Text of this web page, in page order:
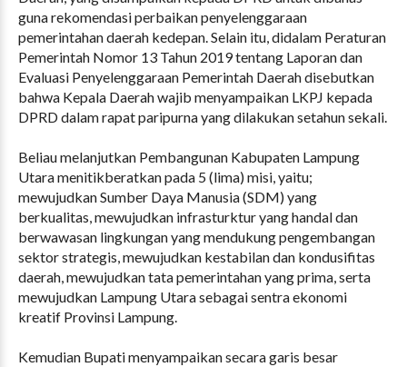
guna rekomendasi perbaikan penyelenggaraan
pemerintahan daerah kedepan. Selain itu, didalam Peraturan
Pemerintah Nomor 13 Tahun 2019 tentang Laporan dan
Evaluasi Penyelenggaraan Pemerintah Daerah disebutkan
bahwa Kepala Daerah wajib menyampaikan LKPJ kepada
DPRD dalam rapat paripurna yang dilakukan setahun sekali.
Beliau melanjutkan Pembangunan Kabupaten Lampung
Utara menitikberatkan pada 5 (lima) misi, yaitu;
mewujudkan Sumber Daya Manusia (SDM) yang
berkualitas, mewujudkan infrasturktur yang handal dan
berwawasan lingkungan yang mendukung pengembangan
sektor strategis, mewujudkan kestabilan dan kondusifitas
daerah, mewujudkan tata pemerintahan yang prima, serta
mewujudkan Lampung Utara sebagai sentra ekonomi
kreatif Provinsi Lampung.
Kemudian Bupati menyampaikan secara garis besar